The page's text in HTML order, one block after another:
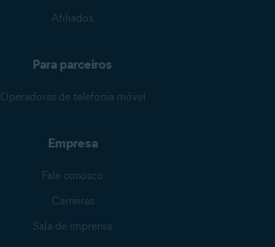
Afiliados
Para parceiros
Operadoras de telefonia móvel
Empresa
Fale conosco
Carreiras
Sala de imprensa